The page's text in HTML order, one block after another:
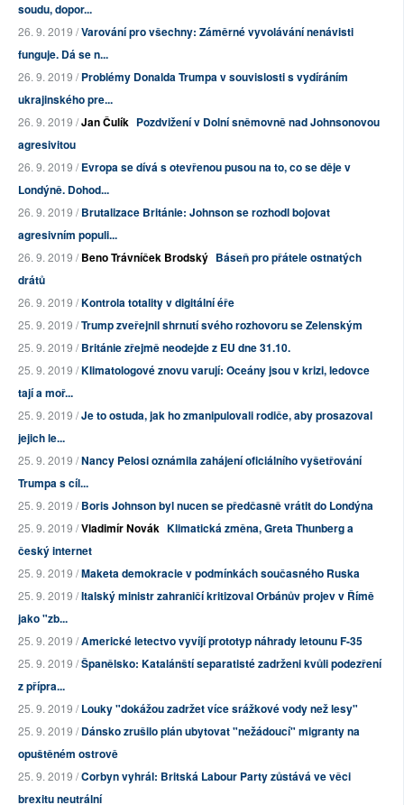
soudu, dopor...
26. 9. 2019 /Varování pro všechny: Záměrné vyvolávání nenávisti
funguje. Dá se n...
26. 9. 2019 /Problémy Donalda Trumpa v souvislosti s vydíráním
ukrajinského pre...
26. 9. 2019 /Jan Čulík Pozdvižení v Dolní sněmovně nad Johnsonovou
agresivitou
26. 9. 2019 /Evropa se dívá s otevřenou pusou na to, co se děje v
Londýně. Dohod...
26. 9. 2019 /Brutalizace Británie: Johnson se rozhodl bojovat
agresivním populi...
26. 9. 2019 /Beno Trávníček Brodský Báseň pro přátele ostnatých
drátů
26. 9. 2019 /Kontrola totality v digitální éře
25. 9. 2019 /Trump zveřejnil shrnutí svého rozhovoru se Zelenským
25. 9. 2019 /Británie zřejmě neodejde z EU dne 31.10.
25. 9. 2019 /Klimatologové znovu varují: Oceány jsou v krizi, ledovce
tají a moř...
25. 9. 2019 /Je to ostuda, jak ho zmanipulovali rodiče, aby prosazoval
jejich le...
25. 9. 2019 /Nancy Pelosi oznámila zahájení oficiálního vyšetřování
Trumpa s cíl...
25. 9. 2019 /Boris Johnson byl nucen se předčasně vrátit do Londýna
25. 9. 2019 /Vladimír Novák Klimatická změna, Greta Thunberg a
český internet
25. 9. 2019 /Maketa demokracie v podmínkách současného Ruska
25. 9. 2019 /Italský ministr zahraničí kritizoval Orbánův projev v Římě
jako "zb...
25. 9. 2019 /Americké letectvo vyvíjí prototyp náhrady letounu F-35
25. 9. 2019 /Španělsko: Katalánští separatisté zadrženi kvůli podezření
z přípra...
25. 9. 2019 /Louky "dokážou zadržet více srážkové vody než lesy"
25. 9. 2019 /Dánsko zrušilo plán ubytovat "nežádoucí" migranty na
opuštěném ostrově
25. 9. 2019 /Corbyn vyhrál: Britská Labour Party zůstává ve věci
brexitu neutrální